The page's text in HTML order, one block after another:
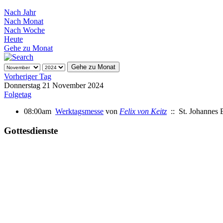
Nach Jahr
Nach Monat
Nach Woche
Heute
Gehe zu Monat
Gehe zu Monat
Vorheriger Tag
Donnerstag 21 November 2024
Folgetag
08:00am Werktagsmesse von Felix von Keitz :: St. Johannes
Gottesdienste